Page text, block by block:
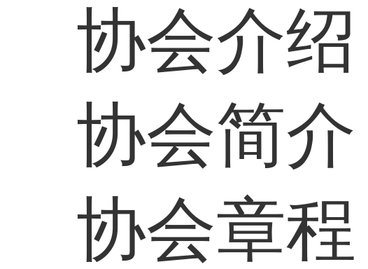
协会介绍
协会简介
协会章程